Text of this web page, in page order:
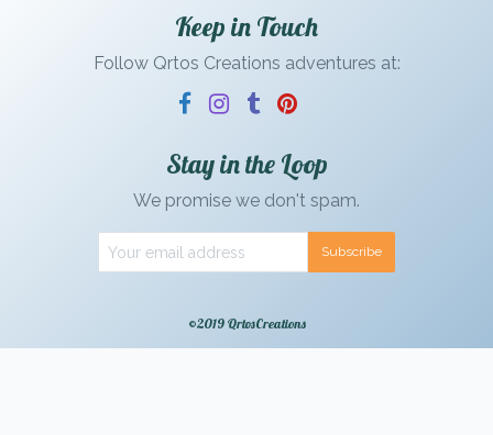
Keep in Touch
Follow Qrtos Creations adventures at:
Stay in the Loop
We promise we don't spam.
Subscribe
©2019 QrtosCreations